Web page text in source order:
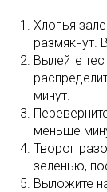
Хлопья
размякнут.
Вылейте
минут.
меньше
Творог
зеленью,
Выложите